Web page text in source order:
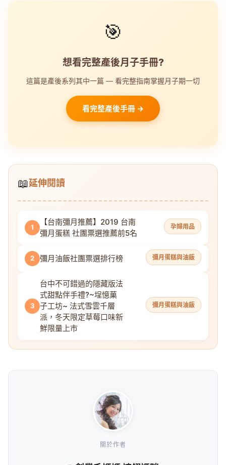
🎯
想看完整產後月子手冊?
這篇是產後系列其中一篇 — 看完整指南掌握月子期一切
看完整產後手冊 →
📖延伸閱讀
1
【台南彌月推薦】2019 台南
彌月蛋糕 社團票選推薦前5名
孕婦用品
2 彌月油飯社團票選排行榜 彌月蛋糕與油飯
3
台中不可錯過的隱藏版法
式甜點伴手禮?~埕憶菓
子工坊~ 法式雪雲千層
派，冬天限定草莓口味新
鮮限量上市
彌月蛋糕與油飯
關於作者